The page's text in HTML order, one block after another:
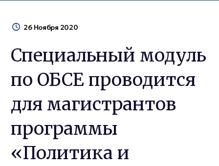
26 Ноября 2020
Специальный модуль
по ОБСЕ проводится
для магистрантов
программы
«Политика и